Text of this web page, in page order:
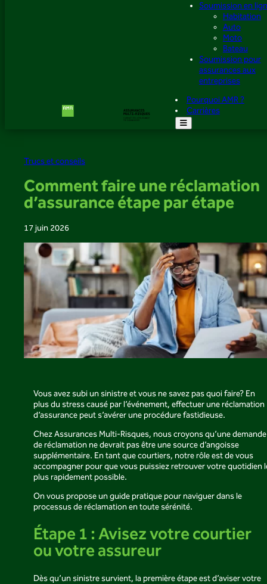
Soumission en
Habitation
Auto
Moto
Bateau
Soumission pour
assurances aux
entreprises
Pourquoi AMR ?
Carrières
Trucs et conseils
Comment faire une réclamation
d’assurance étape par étape
17 juin 2026
Vous avez subi un sinistre et vous ne savez pas quoi faire? En
plus du stress causé par l’événement, effectuer une réclamation
d’assurance peut s’avérer une procédure fastidieuse.
Chez Assurances Multi-Risques, nous croyons qu’une demande
de réclamation ne devrait pas être une source d’angoisse
supplémentaire. En tant que courtiers, notre rôle est de vous
accompagner pour que vous puissiez retrouver votre quotidien
plus rapidement possible.
On vous propose un guide pratique pour naviguer dans le
processus de réclamation en toute sérénité.
Étape 1 : Avisez votre courtier
ou votre assureur
Dès qu’un sinistre survient, la première étape est d’aviser votre